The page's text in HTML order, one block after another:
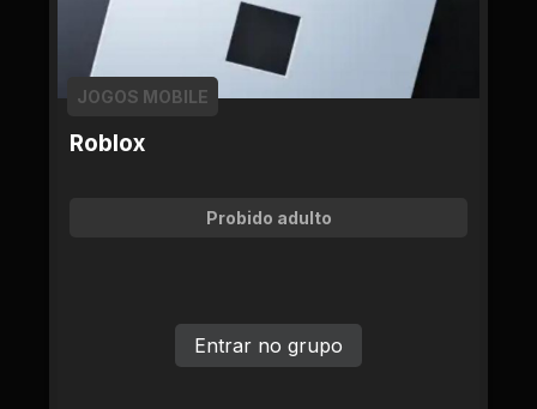
Roblox
JOGOS MOBILE
Probido adulto
Entrar no grupo